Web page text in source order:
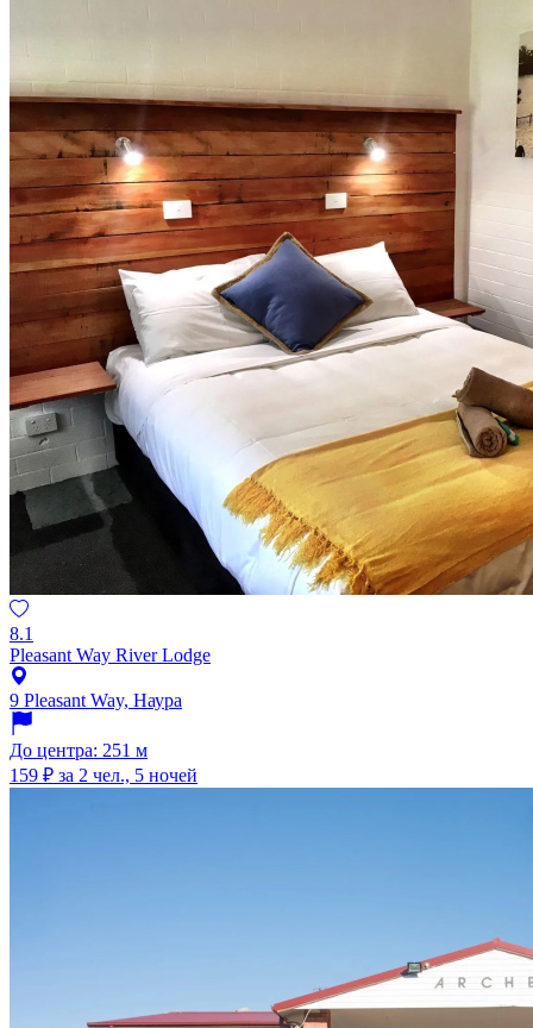
8.1
Pleasant Way River Lodge
9 Pleasant Way, Наура
До центра: 251 м
159 ₽ за 2 чел., 5 ночей